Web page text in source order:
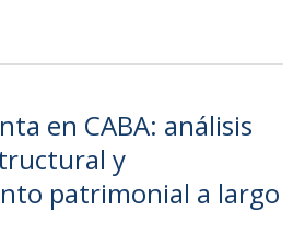
en CABA: análisis
y
patrimonial a largo